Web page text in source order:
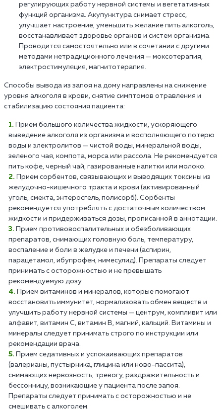
регулирующих работу нервной системы и вегетативных
функций организма. Акупунктура снимает стресс,
улучшает настроение, уменьшить желание пить алкоголь,
восстанавливает здоровье органов и систем организма.
Проводится самостоятельно или в сочетании с другими
методами нетрадиционного лечения — моксотерапия,
электростимуляция, магнитотерапия.
Способы вывода из запоя на дому направлены на снижение
уровня алкоголя в крови, снятие симптомов отравления и
стабилизацию состояния пациента:
Прием большого количества жидкости, ускоряющего
выведение алкоголя из организма и восполняющего потерю
воды и электролитов — чистой воды, минеральной воды,
зеленого чая, компота, морса или рассола. Не рекомендуется
пить кофе, черный чай, газированные напитки или молоко.
Прием сорбентов, связывающих и выводящих токсины из
желудочно-кишечного тракта и крови (активированный
уголь, смекта, энтеросгель, полисорб). Сорбенты
рекомендуется употреблять с достаточным количеством
жидкости и придерживаться дозы, прописанной в аннотации.
Прием противовоспалительных и обезболивающих
препаратов, снимающих головную боль, температуру,
воспаление и боли в желудке и печени (аспирин,
парацетамол, ибупрофен, нимесулид). Препараты следует
принимать с осторожностью и не превышать
рекомендуемую дозу.
Прием витаминов и минералов, которые помогают
восстановить иммунитет, нормализовать обмен веществ и
улучшить работу нервной системы — центрум, компливит или
алфавит, витамин С, витамин В, магний, кальций. Витамины и
минералы следует принимать строго по инструкции или
рекомендации врача.
Прием седативных и успокаивающих препаратов
(валерианы, пустырника, глицина или ново-пассита),
снимающих нервозность, тревогу, раздражительность и
бессонницу, возникающие у пациента после запоя.
Препараты следует принимать с осторожностью и не
смешивать с алкоголем.